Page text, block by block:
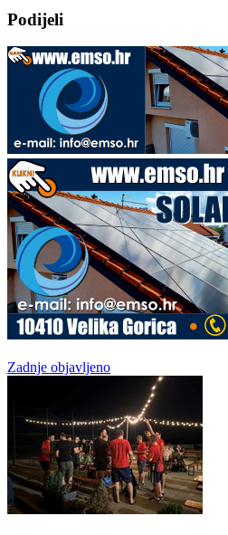
Podijeli
Zadnje objavljeno